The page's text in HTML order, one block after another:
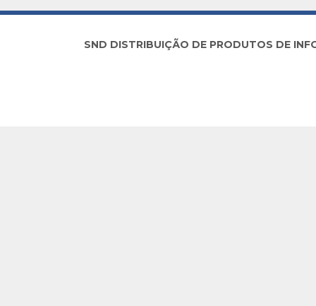
SND DISTRIBUIÇÃO DE PRODUTOS DE